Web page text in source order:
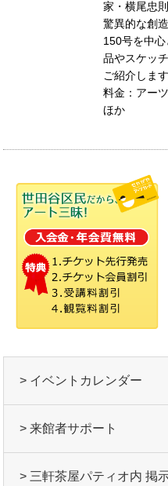
家・横尾忠
驚異的な創
150号を中
品やスケッ
ご紹介します
料金：アー
ほか
> イベントカレンダー
> 来館者サポート
> 三軒茶屋パティオ内 掲